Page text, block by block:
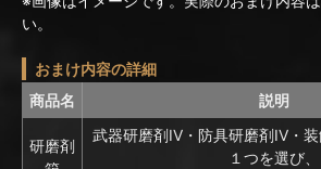
い。
おまけ内容の詳細
商品名
説明
研磨剤
武器研磨剤IV・防具研磨剤IV・
１つを選び、